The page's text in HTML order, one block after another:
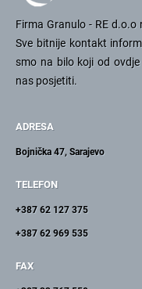
Firma Granulo - RE d.o.o
Sve bitnije kontakt
smo na bilo koji od
nas posjetiti.
ADRESA
Bojnička 47, Sarajevo
TELEFON
+387 62 127 375
+387 62 969 535
FAX